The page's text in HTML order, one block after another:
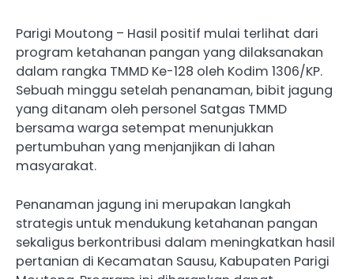
Parigi Moutong – Hasil positif mulai terlihat dari
program ketahanan pangan yang dilaksanakan
dalam rangka TMMD Ke-128 oleh Kodim 1306/KP.
Sebuah minggu setelah penanaman, bibit jagung
yang ditanam oleh personel Satgas TMMD
bersama warga setempat menunjukkan
pertumbuhan yang menjanjikan di lahan
masyarakat.
Penanaman jagung ini merupakan langkah
strategis untuk mendukung ketahanan pangan
sekaligus berkontribusi dalam meningkatkan hasil
pertanian di Kecamatan Sausu, Kabupaten Parigi